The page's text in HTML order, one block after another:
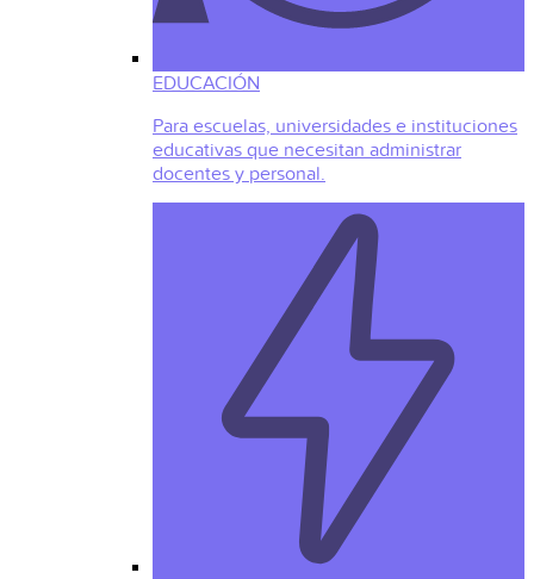
EDUCACIÓN
Para escuelas, universidades e instituciones
educativas que necesitan administrar
docentes y personal.